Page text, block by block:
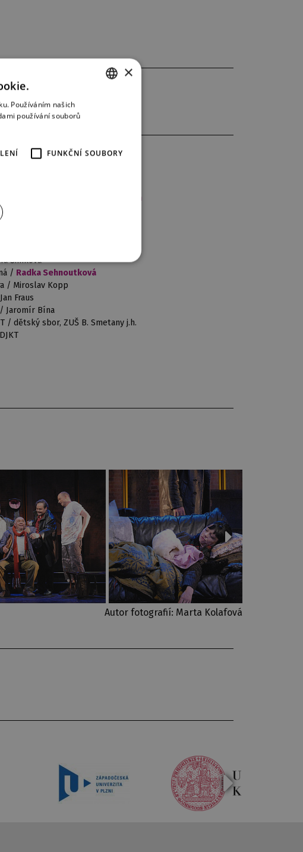
Svatopluk Sem
Dalibor Tolaš
/
Šimková
/ Radka Sehnoutková
/ Miroslav Kopp
Fraus
/ Jaromír Bína
/ dětský sbor, ZUŠ B. Smetany j.h.
Autor fotografií: Marta Kolafová
×
Používáním našich
používání souborů
FUNKČNÍ SOUBORY